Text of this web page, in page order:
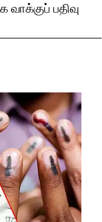
வாக்குப் பதிவு